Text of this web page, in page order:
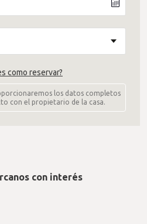
como reservar?
los datos completos
con el propietario de la casa.
con interés